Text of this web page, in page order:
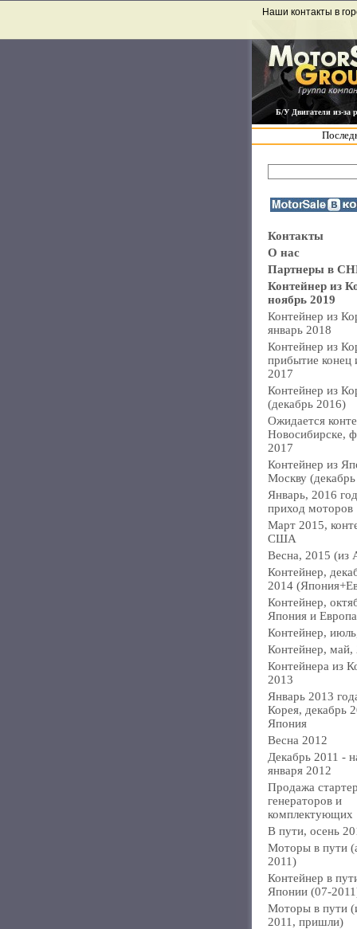
Б/У Двигатели из-за
Наши контакты в
Контакты
О нас
Партнеры в
Контейнер из
ноябрь 2019
Контейнер из
январь 2018
Контейнер из
прибытие конец
2017
Контейнер из
(декабрь 2016)
Ожидается
Новосибирске,
2017
Контейнер из
Москву
Январь, 2016
приход моторов
Март 2015,
США
Весна, 2015 (из
Контейнер,
2014
Контейнер,
Япония и
Контейнер,
Контейнер, май,
Контейнера из
2013
Январь 2013
Корея, декабрь
Япония
Весна 2012
Декабрь 2011 -
января 2012
Продажа
генераторов и
комплектующих
В пути, осень
Моторы в пути
2011)
Контейнер в
Японии (07-
Моторы в пути
2011, пришли)